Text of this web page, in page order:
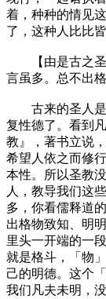
着，种种的情见
了，这种人比比
【由是古之圣
言虽多。总不出
古来的圣人是
复性德了。看到
教』，著书立说
希望人依之而修
本性。所以圣教
人，教导我们这
多，你看儒释道
出格物致知、明
里头一开端的一
就是格斗，「物
己的明德。这个
我们凡夫未明，